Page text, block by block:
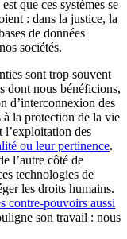
que ces systèmes se
: dans la justice, la
de données
sociétés.
sont trop souvent
dont nous bénéficions,
d’interconnexion des
à la protection de la vie
l’exploitation des
ou leur pertinence.
l’autre côté de
technologies de
les droits humains.
contre-pouvoirs aussi
son travail : nous